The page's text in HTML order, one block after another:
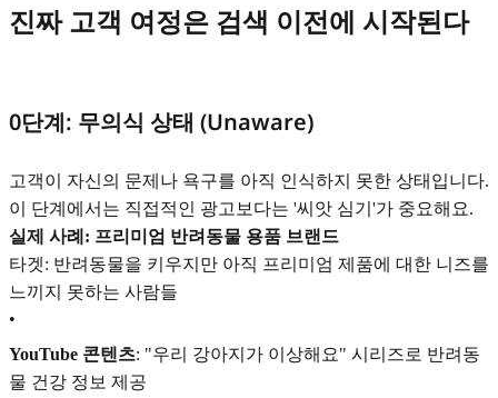
진짜 고객 여정은 검색 이전에 시작된다
0단계: 무의식 상태 (Unaware)
고객이 자신의 문제나 욕구를 아직 인식하지 못한 상태입니다.
이 단계에서는 직접적인 광고보다는 '씨앗 심기'가 중요해요.
실제 사례: 프리미엄 반려동물 용품 브랜드
타겟: 반려동물을 키우지만 아직 프리미엄 제품에 대한 니즈를
느끼지 못하는 사람들
•
YouTube 콘텐츠: "우리 강아지가 이상해요" 시리즈로 반려동
물 건강 정보 제공